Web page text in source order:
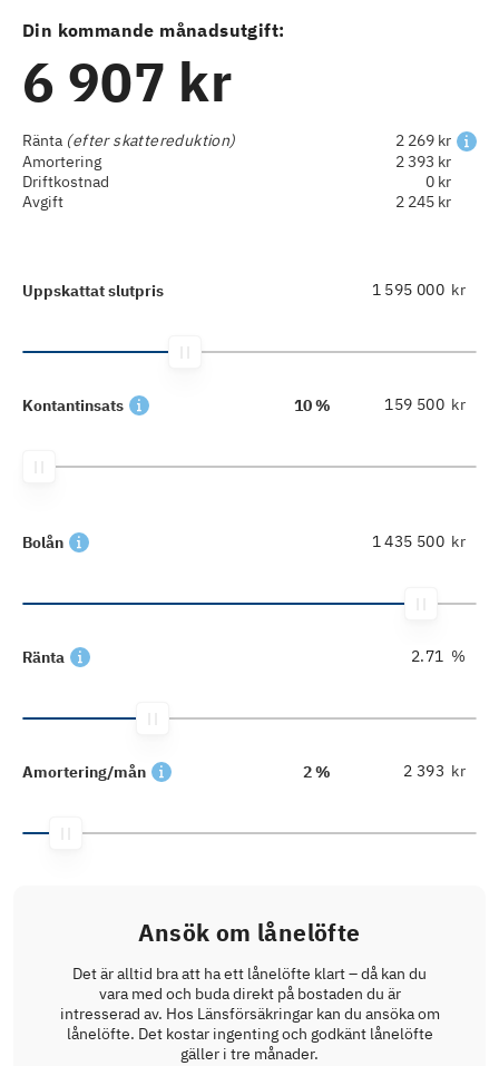
Din kommande månadsutgift:
6 907 kr
Ränta (efter skattereduktion)
2 269 kr
Amortering
2 393 kr
Driftkostnad
0 kr
Avgift
2 245 kr
Uppskattat slutpris kr
Kontantinsats 10 % kr
Bolån kr
Ränta %
Amortering/mån 2 % kr
Ansök om lånelöfte
Det är alltid bra att ha ett lånelöfte klart – då kan du
vara med och buda direkt på bostaden du är
intresserad av. Hos Länsförsäkringar kan du ansöka om
lånelöfte. Det kostar ingenting och godkänt lånelöfte
gäller i tre månader.